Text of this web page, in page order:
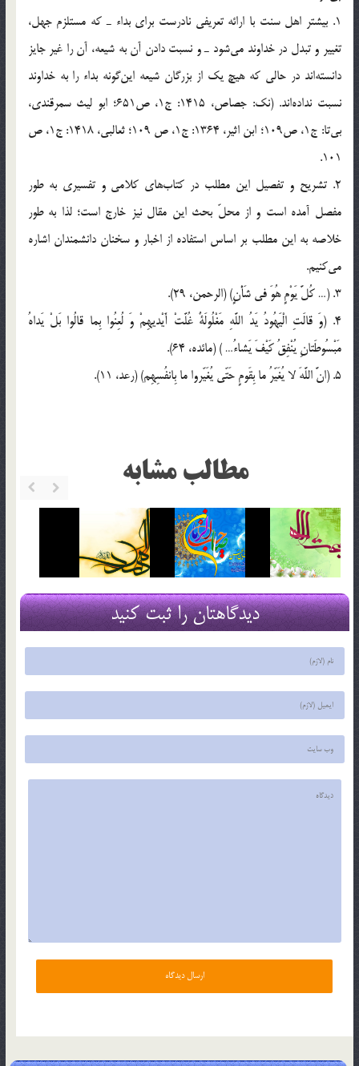
1. بيشتر اهل سنت با ارائه تعريفي نادرست براي بداء ـ كه مستلزم جهل،
تغيير و تبدل در خداوند مي‌شود ـ و نسبت دادن آن به شيعه، آن را غير جايز
دانسته‌اند در حالي كه هيچ يك از بزرگان شيعه اين‌گونه بداء را به خداوند
نسبت نداده‌‌اند. (نك: جصاص، 1415: ج1، ص651؛ ابو ليث سمرقندي،
بي‌تا: ج1، ص109؛ ابن اثير، 1364: ج1، ص 109؛ ثعالبي، 1418: ج1، ص
101.
2. تشريح و تفصيل اين مطلب در كتاب‌هاي كلامي و تفسيري به طور
مفصل آمده است و از محلّ بحث اين مقال نيز خارج است؛ لذا به طور
خلاصه به اين مطلب بر اساس استفاده از اخبار و سخنان دانشمندان اشاره
مي‌كنيم.
3. (… كُلَّ يَوْمٍ هُوَ في‌ شَأْنٍ) (الرحمن، 29).
4. (وَ قالَتِ الْيَهُودُ يَدُ اللَّهِ مَغْلُولَةٌ غُلَّتْ أَيْديهِمْ وَ لُعِنُوا بِما قالُوا بَلْ يَداهُ
مَبْسُوطَتانِ يُنْفِقُ كَيْفَ يَشاءُ… ) (مائده، 64).
5. (انَّ اللَّهَ لا يُغَيّرُ ما بِقَومٍ حَتّي‌ يُغَيّروا ما بِانفُسِهِم) (رعد، 11).
مطالب مشابه
دیدگاهتان را ثبت کنید